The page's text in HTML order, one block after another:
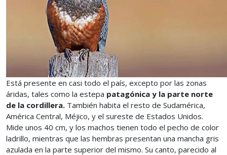
Está presente en casi todo el país, excepto por las zonas
áridas, tales como la estepa patagónica y la parte norte
de la cordillera. También habita el resto de Sudamérica,
América Central, Méjico, y el sureste de Estados Unidos.
Mide unos 40 cm, y los machos tienen todo el pecho de color
ladrillo, mientras que las hembras presentan una mancha gris
azulada en la parte superior del mismo. Su canto, parecido al